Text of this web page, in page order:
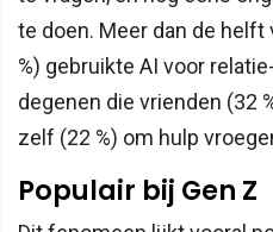
te doen. Meer dan de helft
%) gebruikte AI voor
degenen die vrienden (32
zelf (22 %) om hulp
Populair bij Gen Z